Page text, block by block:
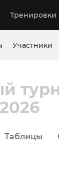
Тренировки
Участники
Таблицы